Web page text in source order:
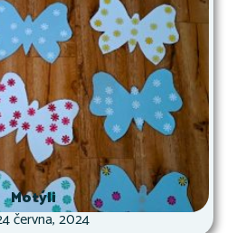
Motýli
června, 2024